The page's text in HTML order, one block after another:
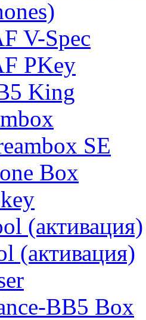
V-Spec
PKey
King
SE
Box
(активация)
(активация)
BB5 Box